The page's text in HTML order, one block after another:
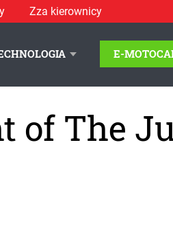
Zza kierownicy
E-
The